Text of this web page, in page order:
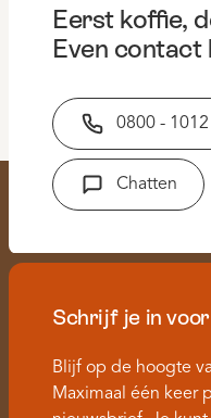
Eerst koffie,
Even contact
0800 - 1012
Chatten
Schrijf je in
Blijf op de hoogte
Maximaal één keer